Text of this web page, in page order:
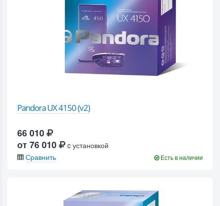
Pandora UX 4150 (v2)
66 010
от 76 010
c установкой
Сравнить
Есть в наличии